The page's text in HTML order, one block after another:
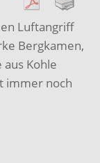
Luftangriff
Bergkamen,
Kohle
immer noch